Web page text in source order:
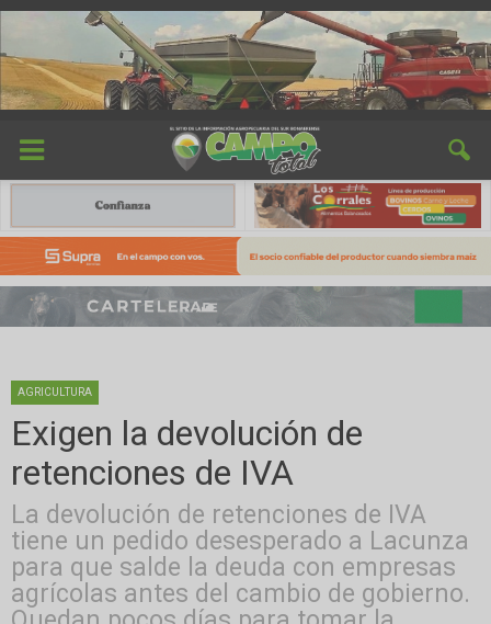
AGRICULTURA
Exigen la devolución de
retenciones de IVA
La devolución de retenciones de IVA
tiene un pedido desesperado a Lacunza
para que salde la deuda con empresas
agrícolas antes del cambio de gobierno.